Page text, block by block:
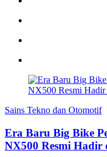
Sains Tekno dan Otomotif
Era Baru Big Bike
NX500 Resmi